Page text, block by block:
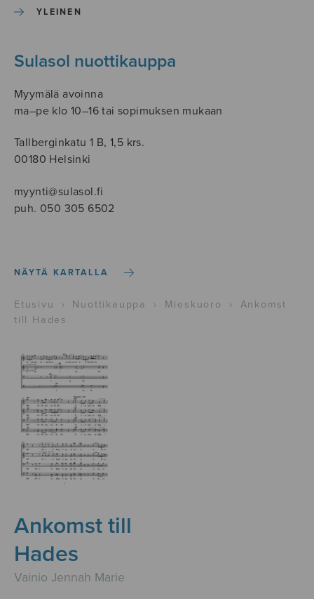
YLEINEN
Sulasol nuottikauppa
Myymälä avoinna
ma–pe klo 10–16 tai sopimuksen mukaan
Tallberginkatu 1 B, 1,5 krs.
00180 Helsinki
myynti@sulasol.fi
puh. 050 305 6502
NÄYTÄ KARTALLA
Etusivu › Nuottikauppa › Mieskuoro ›
Ankomst
till Hades
Ankomst till
Hades
Vainio Jennah Marie